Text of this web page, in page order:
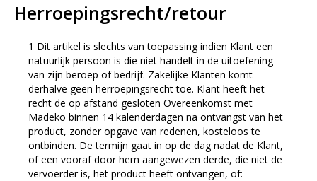
Herroepingsrecht/retour
Dit artikel is slechts van toepassing indien Klant een
natuurlijk persoon is die niet handelt in de uitoefening
van zijn beroep of bedrijf. Zakelijke Klanten komt
derhalve geen herroepingsrecht toe. Klant heeft het
recht de op afstand gesloten Overeenkomst met
Madeko binnen 14 kalenderdagen na ontvangst van het
product, zonder opgave van redenen, kosteloos te
ontbinden. De termijn gaat in op de dag nadat de Klant,
of een vooraf door hem aangewezen derde, die niet de
vervoerder is, het product heeft ontvangen, of: